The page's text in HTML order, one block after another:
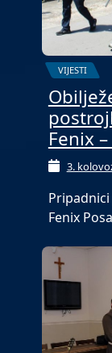
VIJESTI
Fenix
3.
Fenix